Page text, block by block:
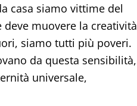
casa siamo vittime del
deve muovere la creatività
siamo tutti più poveri.
da questa sensibilità,
universale,